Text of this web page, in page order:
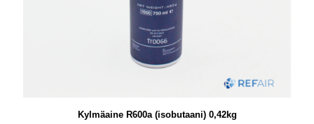
Kylmäaine R600a (isobutaani) 0,42kg